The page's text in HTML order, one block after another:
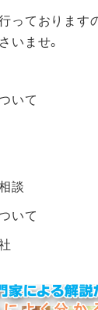
っておりますの
いませ。
いて
談
いて